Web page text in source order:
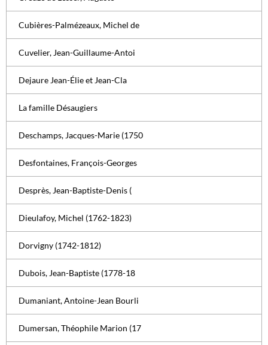
Cubières-Palmézeaux, Michel de
Cuvelier, Jean-Guillaume-Antoi
Dejaure Jean-Élie et Jean-Cla
La famille Désaugiers
Deschamps, Jacques-Marie (1750
Desfontaines, François-Georges
Desprès, Jean-Baptiste-Denis (
Dieulafoy, Michel (1762-1823)
Dorvigny (1742-1812)
Dubois, Jean-Baptiste (1778-18
Dumaniant, Antoine-Jean Bourli
Dumersan, Théophile Marion (17